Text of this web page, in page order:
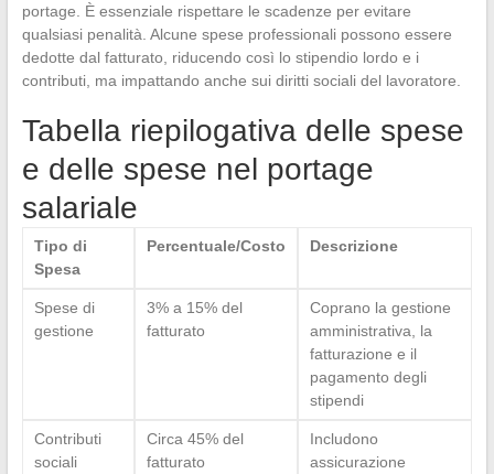
portage. È essenziale rispettare le scadenze per evitare
qualsiasi penalità. Alcune spese professionali possono essere
dedotte dal fatturato, riducendo così lo stipendio lordo e i
contributi, ma impattando anche sui diritti sociali del lavoratore.
Tabella riepilogativa delle spese
e delle spese nel portage
salariale
Tipo di
Spesa
Percentuale/Costo Descrizione
Spese di
gestione
3% a 15% del
fatturato
Coprano la gestione
amministrativa, la
fatturazione e il
pagamento degli
stipendi
Contributi
sociali
Circa 45% del
fatturato
Includono
assicurazione